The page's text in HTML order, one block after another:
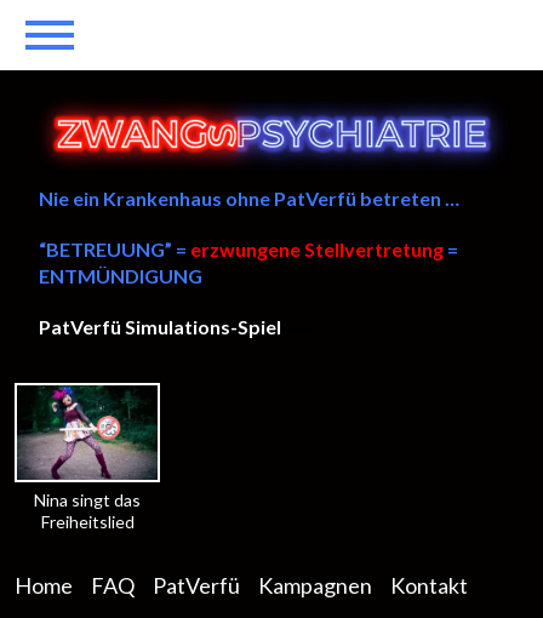
Nina singt das
Freiheitslied
Nie ein Krankenhaus ohne PatVerfü betreten …
“BETREUUNG” = erzwungene Stellvertretung =
ENTMÜNDIGUNG
PatVerfü Simulations-Spiel
Home FAQ PatVerfü Kampagnen Kontakt